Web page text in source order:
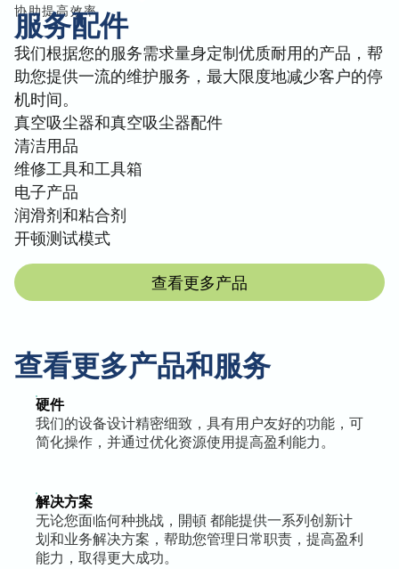
协助提高效率
服务配件
我们根据您的服务需求量身定制优质耐用的产品，帮
助您提供一流的维护服务，最大限度地减少客户的停
机时间。
真空吸尘器和真空吸尘器配件
清洁用品
维修工具和工具箱
电子产品
润滑剂和粘合剂
开顿测试模式
查看更多产品
查看更多产品和服务
硬件
我们的设备设计精密细致，具有用户友好的功能，可
简化操作，并通过优化资源使用提高盈利能力。
解决方案
无论您面临何种挑战，開頓 都能提供一系列创新计
划和业务解决方案，帮助您管理日常职责，提高盈利
能力，取得更大成功。